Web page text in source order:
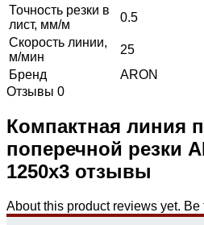
Точность резки в
лист, мм/м
0.5
Скорость линии,
м/мин
25
Бренд
ARON
Отзывы 0
Компактная линия
поперечной резки
1250x3 отзывы
About this product reviews yet. Be